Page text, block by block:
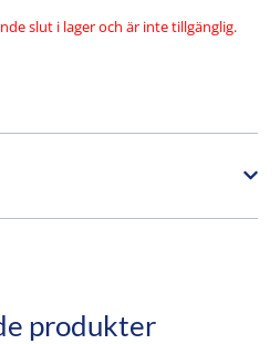
slut i lager och är inte tillgänglig.
produkter